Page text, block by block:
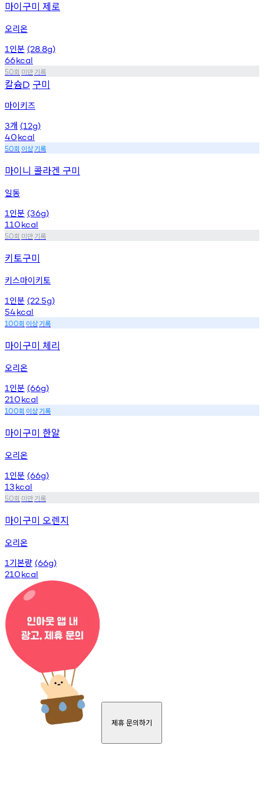
마이구미 제로
오리온
1 인분 (28.8g)
66kcal
50회 미만기록
칼슘D 구미
마이키즈
3개 (12g)
40kcal
50회 이상기록
마이니 콜라겐 구미
일동
1 인분 (36g)
110kcal
50회 미만기록
키토구미
키스마이키토
1 인분 (22.5g)
54kcal
100회 이상기록
마이구미 체리
오리온
1 인분 (66g)
210kcal
100회 이상기록
마이구미 한알
오리온
1 인분 (66g)
13kcal
50회 미만기록
마이구미 오렌지
오리온
1 기본량 (66g)
210kcal
제휴 문의하기